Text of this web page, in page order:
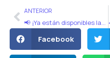
AntANTERIOR
📢 ¡Ya están disponibles las nuevas vacantes 2025 para residencias médicas UBA!
Facebook